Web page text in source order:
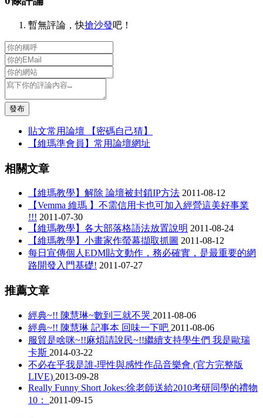
暫無評論，快搶沙發吧！
發布
貼文常用論壇 【密碼自己猜】
【維瑪準會員】常用論壇網址
相關文章
【維瑪教學】解除 論壇被封鎖IP方法 2011-08-12
【Vemma 維瑪 】不需信用卡也可加入經營這美好事業
!!! 2011-07-30
【維瑪教學】各大部落格語法放置說明 2011-08-24
【維瑪教學】小畫家作螢幕擷取抓圖 2011-08-12
每日宣傳個人EDM貼文動作，務必確實，是最重要的網
路開發入門基礎! 2011-07-27
推薦文章
經典~!! 陳慧琳~數到三就不哭 2011-08-06
經典~!! 陳慧琳 記事本 回味一下吧 2011-08-06
服貿是啥咪~!!麻煩請說民~!!繼續支持學生們 我是歐瑞
卡斯 2014-03-22
不必在乎我是誰-理性與感性作品音樂會 (官方完整版
LIVE) 2013-09-28
Really Funny Short Jokes:徐老師送給2010考研同學的禮物
10： 2011-09-15